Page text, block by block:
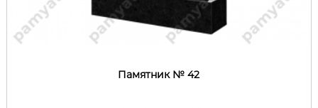
Памятник № 42